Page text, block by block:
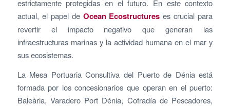
estrictamente protegidas en el futuro. En este contexto
actual, el papel de Ocean Ecostructures es crucial para
revertir el impacto negativo que generan las
infraestructuras marinas y la actividad humana en el mar y
sus ecosistemas.
La Mesa Portuaria Consultiva del Puerto de Dénia está
formada por los concesionarios que operan en el puerto:
Baleària, Varadero Port Dénia, Cofradía de Pescadores,